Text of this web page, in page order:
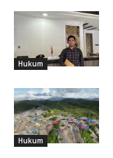
Hukum
Hukum